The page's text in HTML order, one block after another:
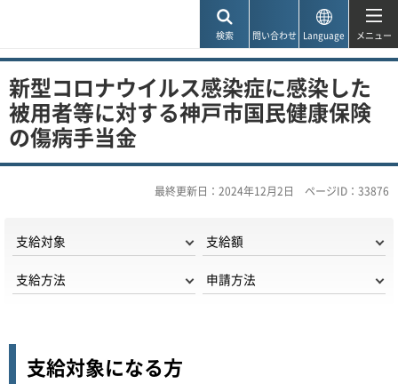
検索 問い合わせ Language メニュー
新型コロナウイルス感染症に感染した
被用者等に対する神戸市国民健康保険
の傷病手当金
最終更新日：2024年12月2日 ページID：33876
支給対象 支給額
支給方法 申請方法
支給対象になる方